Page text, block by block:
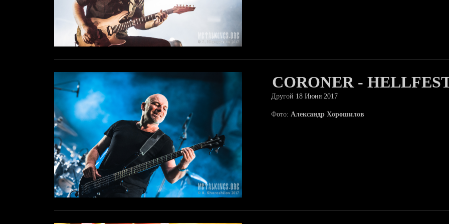
CORONER -
Другой 18 Июня 2017
Фото: Александр Хорошилов